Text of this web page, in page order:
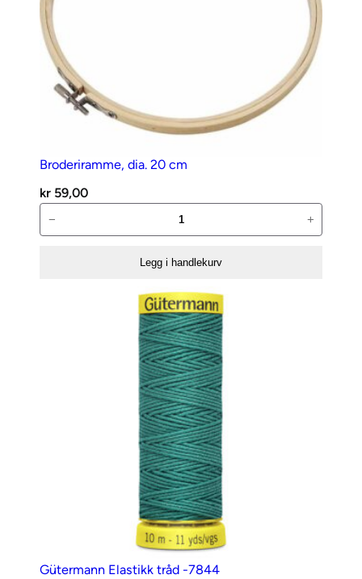
Broderiramme, dia. 20 cm
kr 59,00
dia.
− +
Legg i handlekurv
Gütermann Elastikk tråd -7844